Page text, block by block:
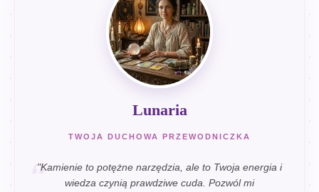
Lunaria
TWOJA DUCHOWA PRZEWODNICZKA
"Kamienie to potężne narzędzia, ale to Twoja energia i
wiedza czynią prawdziwe cuda. Pozwól mi